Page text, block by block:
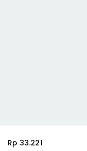
Rp 33.221